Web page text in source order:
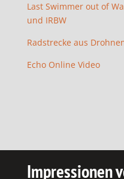
Last Swimmer out of
und IRBW
Radstrecke aus
Echo Online Video
Impressionen